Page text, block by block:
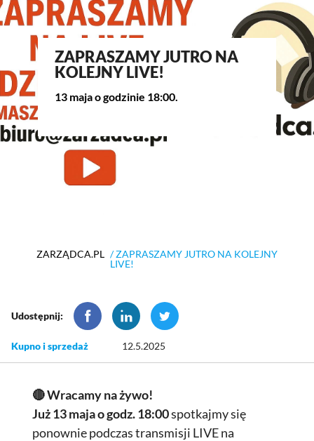
ZAPRASZAMY JUTRO NA
KOLEJNY LIVE!
13 maja o godzinie 18:00.
ZARZĄDCA.PL / ZAPRASZAMY JUTRO NA KOLEJNY
LIVE!
Kupno i sprzedaż 12.5.2025
Udostępnij:
🔴 Wracamy na żywo!
Już 13 maja o godz. 18:00spotkajmy się
ponownie podczas transmisji LIVE na